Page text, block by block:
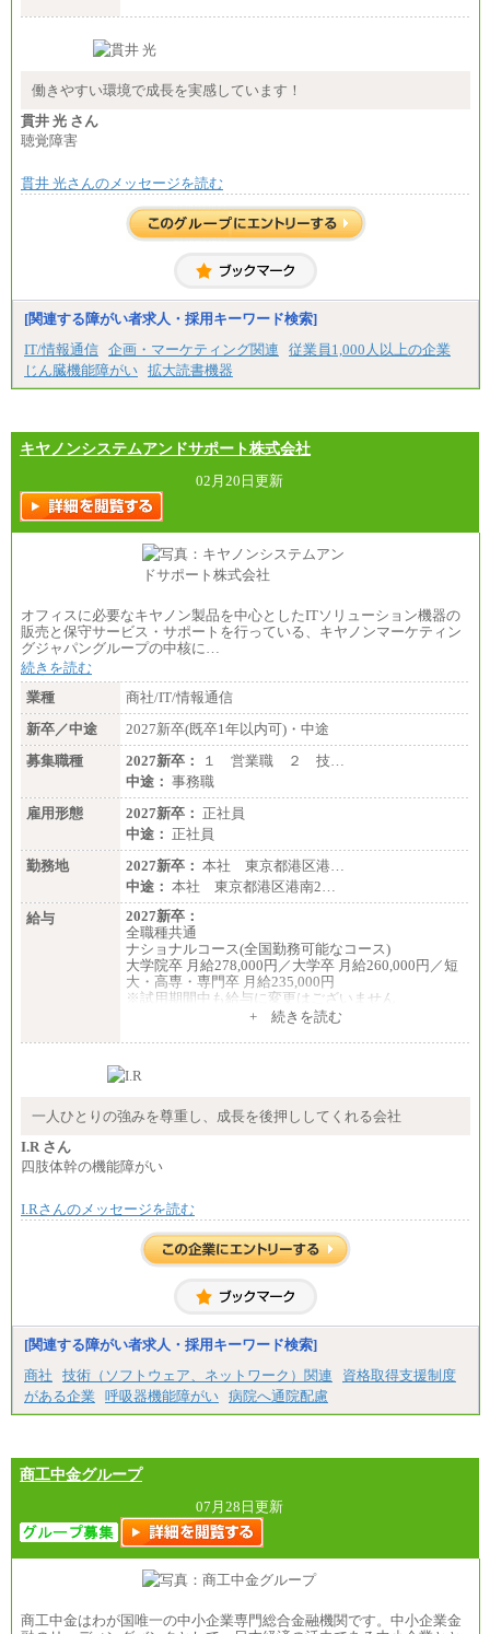
総合職 月給208,000～235,000円
※詳細はJTBキャリアサイトよりご確認ください。
総合職 月給220,000～230,000円＋地域間調整給
整給
※詳細はJTBキャリアサイトよりご確認ください。
■(株)JTBコミュニケーションデザイン
総合職 月給230,000円
みなし残業手当：20,000円（一律支給）※みなし
残業手当の残業時間は10.43時間。
間に応じて、時間外手当等を支給。
エリアサポート職 月給188,000円
■（株）JTBグローバルマーケティング＆トラベル
訪日事業職 月給202,000～227,000円＋地域間調整
給
※詳細はJTBキャリアサイトよりご確認ください。
■(株)JTBビジネストランスフォーム
総合職 月給205,000～225,000円＋地域間調整給
エリア総合職 月給185,000円＋地域間調整給
■(株)JTBデータサービス ※2027年新卒募集終了
総合職 月給186,000～194,000円＋地域手当
■I&Jデジタルイノベーション(株)
総合職 月給224,500～242,600円＋地域手当
※詳細はJTBキャリアサイトよりご確認ください。
＜有期社員コース＞
■(株)JTBビジネストランスフォーム
有期契約職 月給185,000～195,000円
※詳細はJTBキャリアサイトよりご確認ください。
■(株)JTBパブリッシング ※2027年新卒募集終了
総合職 月給241,000円
中途：
①月給227,000円以上
②月給212,000円以上
③月給172,500円以上
④月給23万円～37万円
⑤月給20万円～25万円
⑥月給33万円～48万円
⑦月給271,000円以上
⑧～⑮月給200,000円〜月給400,000円
⑯月給185,000円以上
⑰月給237,000円以上
⑲東京：月給202,000 円以上 、京都：月給193,000 円
㉑月給185,000 円以上
※全コース共通※ 能力・経験・勤務地などにより
※試用期間中も給与に変更はございません。
働きやすい環境で成長を実感しています！
貫井 光 さん
聴覚障害
貫井 光さんのメッセージを読む
[関連する障がい者求人・採用キーワード検索]
IT/情報通信 企画・マーケティング関連
従業員1,000人以上の企業
じん臓機能障がい 拡大読書機器
キヤノンシステムアンドサポート株式会社
02月20日更新
オフィスに必要なキヤノン製品を中心としたITソリューション機器の
販売と保守サービス・サポートを行っている、キヤノンマーケティン
グジャパングループの中核に…
続きを読む
業種
商社/IT/情報通信
新卒／中途
2027新卒(既卒1年以内可)・中途
募集職種
2027新卒：
１ 営業職 ２ 技…
中途： 事務職
雇用形態
2027新卒： 正社員
中途： 正社員
勤務地
2027新卒： 本社 東京都港区港…
中途： 本社 東京都港区港南2…
給与
2027新卒：
全職種共通
ナショナルコース(全国勤務可能なコース)
大学院卒 月給278,000円／大学卒 月給260,000円／短
大・高専・専門卒 月給235,000円
※試用期間中も給与に変更はございません
大学院卒 月給264,000円／大学卒 月給250,000円／短
※試用期間中も給与に変更はございません
月給：250,000円～400,000円
+ 続きを読む
一人ひとりの強みを尊重し、成長を後押ししてくれる会社
I.R さん
四肢体幹の機能障がい
I.Rさんのメッセージを読む
[関連する障がい者求人・採用キーワード検索]
商社
技術（ソフトウェア、ネットワーク）関連
資格取得支援制度
がある企業
呼吸器機能障がい 病院へ通院配慮
商工中金グループ
07月28日更新
商工中金はわが国唯一の中小企業専門総合金融機関です。中小企業金